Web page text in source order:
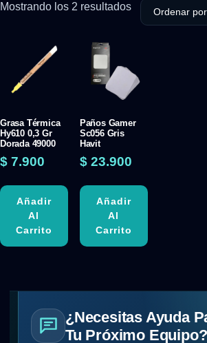
Mostrando los 2 resultados
Grasa Térmica
Hy610 0,3 Gr
Dorada 49000
$ 7.900
Añadir
Al
Carrito
Paños Gamer
Sc056 Gris
Havit
$23.900
Añadir
Al
Carrito
¿Necesitas Ayuda
Tu Próximo Equipo?